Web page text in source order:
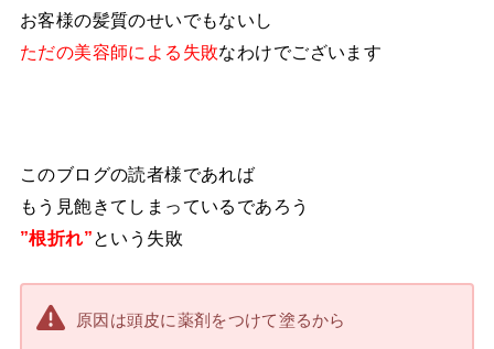
お客様の髪質のせいでもないし
ただの美容師による失敗なわけでございます
このブログの読者様であれば
もう見飽きてしまっているであろう
”根折れ” という失敗
原因は頭皮に薬剤をつけて塗るから